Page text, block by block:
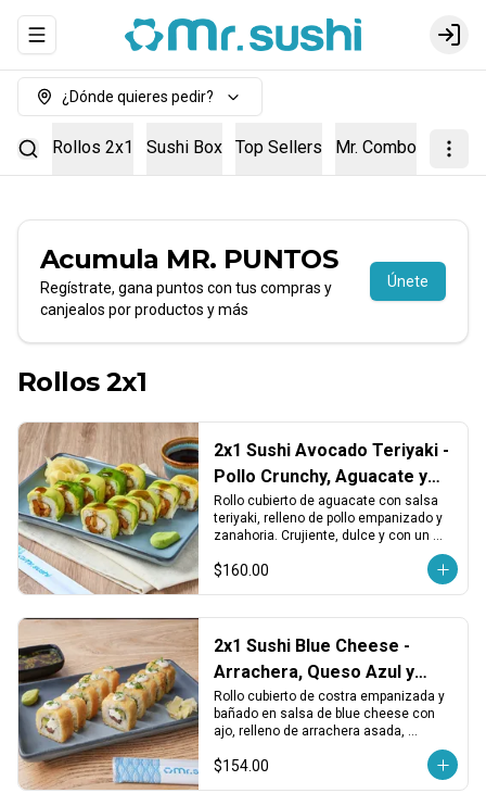
Abrir menu de navegación Login
¿Dónde quieres pedir?
Rollos 2x1 Sushi Box Top Sellers Mr. Combos
Acumula MR. PUNTOS
Regístrate, gana puntos con tus compras y
canjealos por productos y más
Únete
Rollos 2x1
2x1 Sushi Avocado Teriyaki -
Pollo Crunchy, Aguacate y
Zanahoria
Rollo cubierto de aguacate con salsa
teriyaki, relleno de pollo empanizado y
zanahoria. Crujiente, dulce y con un
$160.00
2x1 Sushi Blue Cheese -
Arrachera, Queso Azul y
Costra Crujiente
Rollo cubierto de costra empanizada y
bañado en salsa de blue cheese con
ajo, relleno de arrachera asada,
con cebollín fresco.
$154.00